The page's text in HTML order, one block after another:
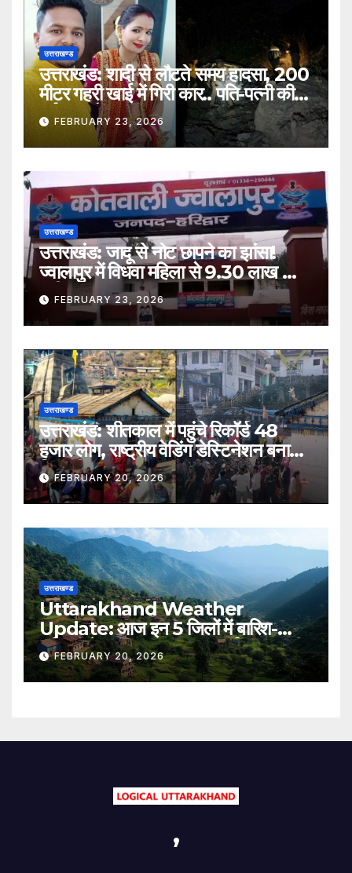
उत्तराखण्ड
उत्तराखंड: शादी से लौटते समय हादसा, 200
मीटर गहरी खाई में गिरी कार.. पति-पत्नी की
दर्दनाक मौत
FEBRUARY 23, 2026
उत्तराखण्ड
उत्तराखंड: जादू से नोट छापने का झांसा!
ज्वालापुर में विधवा महिला से 9.30 लाख की
ठगी, तीन नामजद
FEBRUARY 23, 2026
उत्तराखण्ड
उत्तराखंड: शीतकाल में पहुंचे रिकॉर्ड 48
हजार लोग, राष्ट्रीय वेडिंग डेस्टिनेशन बना
त्रियुगीनारायण
FEBRUARY 20, 2026
उत्तराखण्ड
Uttarakhand Weather
Update: आज इन 5 जिलों में बारिश-
बर्फबारी के आसार, IMD का पूर्वानुमान जारी..
पढ़िए
FEBRUARY 20, 2026
,